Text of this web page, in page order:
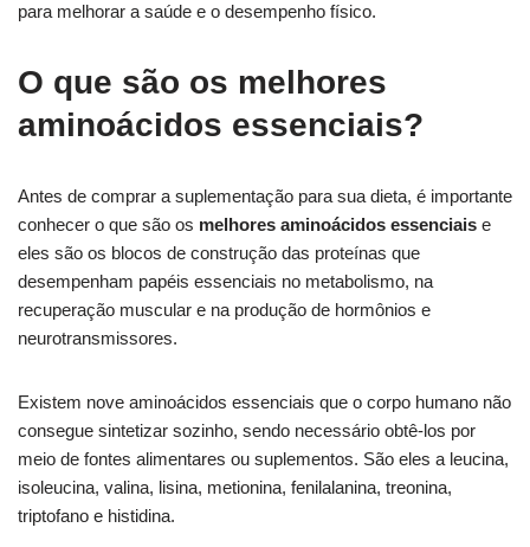
para melhorar a saúde e o desempenho físico.
O que são os melhores
aminoácidos essenciais?
Antes de comprar a suplementação para sua dieta, é importante
conhecer o que são os melhores aminoácidos essenciais e
eles são os blocos de construção das proteínas que
desempenham papéis essenciais no metabolismo, na
recuperação muscular e na produção de hormônios e
neurotransmissores.
Existem nove aminoácidos essenciais que o corpo humano não
consegue sintetizar sozinho, sendo necessário obtê-los por
meio de fontes alimentares ou suplementos. São eles a leucina,
isoleucina, valina, lisina, metionina, fenilalanina, treonina,
triptofano e histidina.